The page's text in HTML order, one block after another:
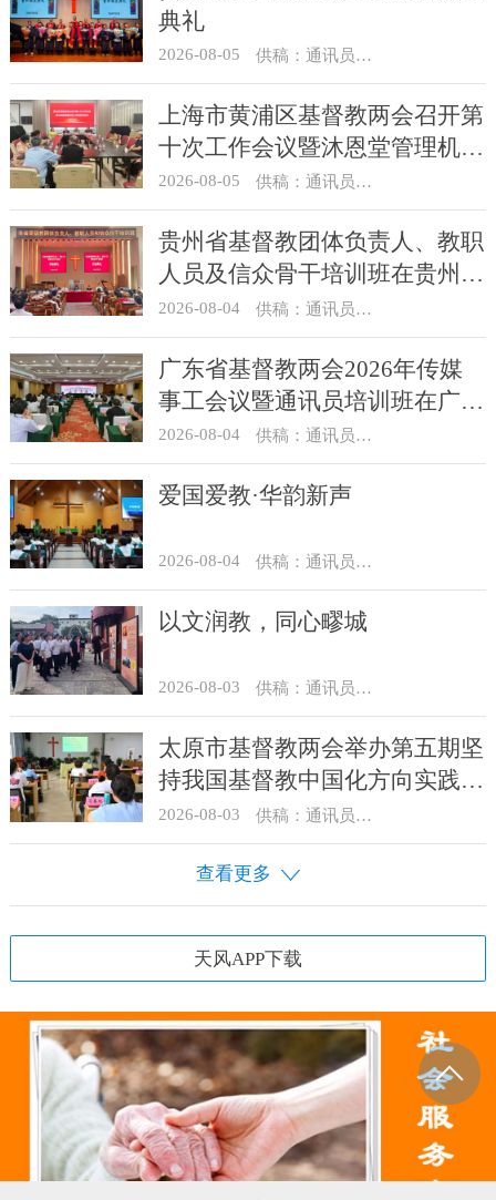
典礼
2026-08-05 供稿：通讯员 杨菁
上海市黄浦区基督教两会召开第
十次工作会议暨沐恩堂管理机构
七月份联席会议
2026-08-05 供稿：通讯员 景健美
贵州省基督教团体负责人、教职
人员及信众骨干培训班在贵州圣
经学校举办
2026-08-04 供稿：通讯员 杨菁
广东省基督教两会2026年传媒
事工会议暨通讯员培训班在广州
举办
2026-08-04 供稿：通讯员 汪浩
爱国爱教·华韵新声
2026-08-04 供稿：通讯员 景健美
以文润教，同心疁城
2026-08-03 供稿：通讯员 景健美
太原市基督教两会举办第五期坚
持我国基督教中国化方向实践能
力专题培训
2026-08-03 供稿：通讯员 王建春 摄影：史爱梅
查看更多
天风APP下载